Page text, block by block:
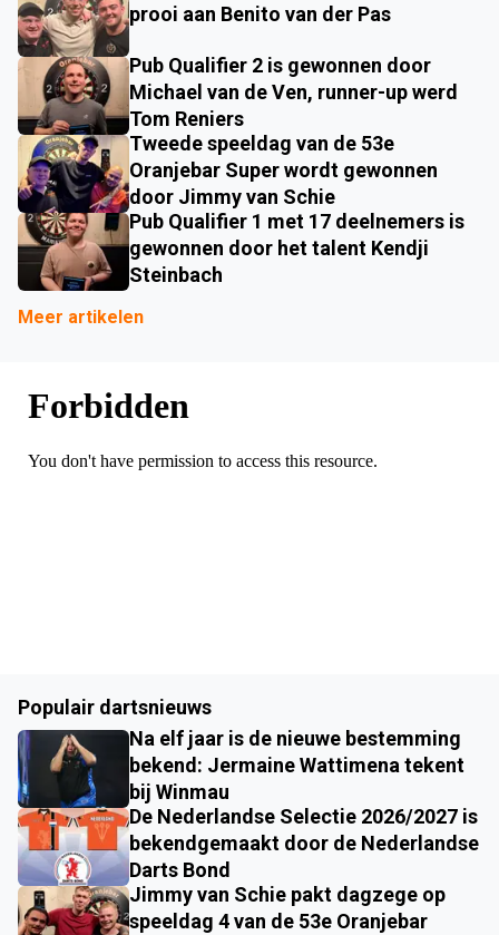
prooi aan Benito van der Pas
Pub Qualifier 2 is gewonnen door
Michael van de Ven, runner-up werd
Tom Reniers
Tweede speeldag van de 53e
Oranjebar Super wordt gewonnen
door Jimmy van Schie
Pub Qualifier 1 met 17 deelnemers is
gewonnen door het talent Kendji
Steinbach
Meer artikelen
Populair dartsnieuws
Na elf jaar is de nieuwe bestemming
bekend: Jermaine Wattimena tekent
bij Winmau
De Nederlandse Selectie 2026/2027 is
bekendgemaakt door de Nederlandse
Darts Bond
Jimmy van Schie pakt dagzege op
speeldag 4 van de 53e Oranjebar